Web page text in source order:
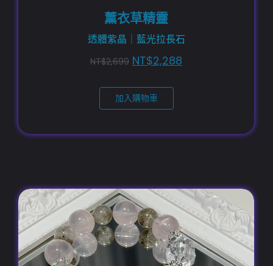
薰衣草精靈
透體紫晶｜藍光拉長石
NT$2,699 NT$2,288
加入購物車